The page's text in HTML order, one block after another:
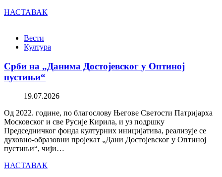
НАСТАВАК
Вести
Култура
Срби на „Данима Достојевског у Оптиној
пустињи“
19.07.2026
Од 2022. године, по благослову Његове Светости Патријарха
Московског и све Русије Кирила, и уз подршку
Председничког фонда културних иницијатива, реализује се
духовно-образовни пројекат „Дани Достојевског у Оптиној
пустињи“, чији…
НАСТАВАК